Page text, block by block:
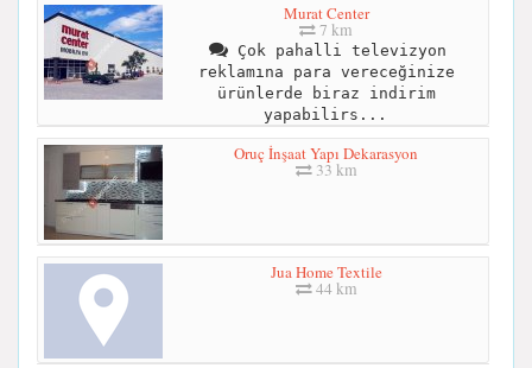
Murat Center
7 km
Çok pahalli televizyon
reklamına para vereceğinize
ürünlerde biraz indirim
yapabilirs...
Oruç İnşaat Yapı Dekarasyon
33 km
Jua Home Textile
44 km